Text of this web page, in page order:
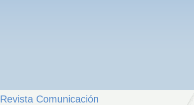
Revista Comunicación